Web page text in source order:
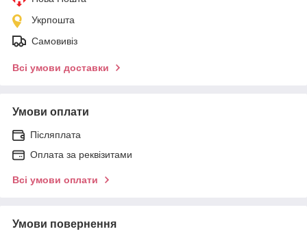
Укрпошта
Самовивіз
Всі умови доставки
Умови оплати
Післяплата
Оплата за реквізитами
Всі умови оплати
Умови повернення